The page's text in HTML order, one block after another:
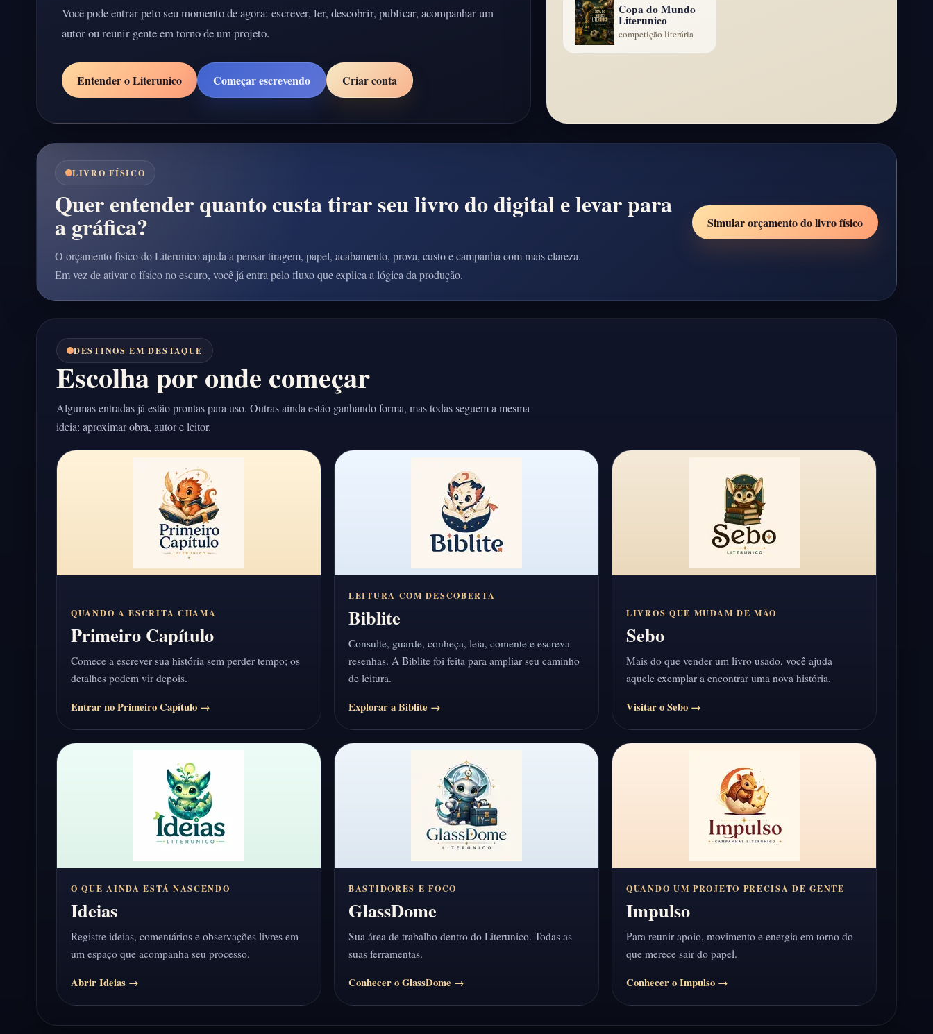
Você pode entrar pelo seu momento de agora: escrever, ler, descobrir, publicar, acompanhar um
autor ou reunir gente em torno de um projeto.
Entender o Literunico Começar escrevendo Criar conta
Copa do Mundo
Literunico
competição literária
LIVRO FÍSICO
Quer entender quanto custa tirar seu livro do digital e levar para
a gráfica?
O orçamento físico do Literunico ajuda a pensar tiragem, papel, acabamento, prova, custo e campanha com mais clareza.
Em vez de ativar o físico no escuro, você já entra pelo fluxo que explica a lógica da produção.
Simular orçamento do livro físico
DESTINOS EM DESTAQUE
Escolha por onde começar
Algumas entradas já estão prontas para uso. Outras ainda estão ganhando forma, mas todas seguem a mesma
ideia: aproximar obra, autor e leitor.
QUANDO A ESCRITA CHAMA
Primeiro Capítulo
Comece a escrever sua história sem perder tempo; os
detalhes podem vir depois.
Entrar no Primeiro Capítulo →
LEITURA COM DESCOBERTA
Biblite
Consulte, guarde, conheça, leia, comente e escreva
resenhas. A Biblite foi feita para ampliar seu caminho
de leitura.
Explorar a Biblite →
LIVROS QUE MUDAM DE MÃO
Sebo
Mais do que vender um livro usado, você ajuda
aquele exemplar a encontrar uma nova história.
Visitar o Sebo →
O QUE AINDA ESTÁ NASCENDO
Ideias
Registre ideias, comentários e observações livres em
um espaço que acompanha seu processo.
Abrir Ideias →
BASTIDORES E FOCO
GlassDome
Sua área de trabalho dentro do Literunico. Todas as
suas ferramentas.
Conhecer o GlassDome →
QUANDO UM PROJETO PRECISA DE GENTE
Impulso
Para reunir apoio, movimento e energia em torno do
que merece sair do papel.
Conhecer o Impulso →